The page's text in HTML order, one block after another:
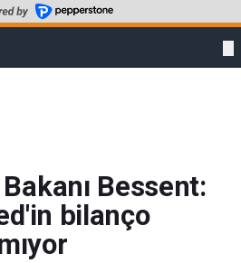
Bessent:
bilanço